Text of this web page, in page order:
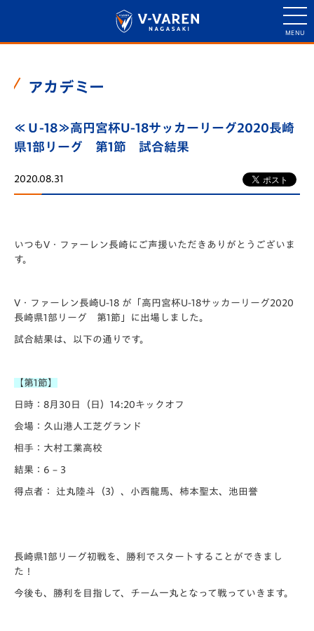
アカデミー
≪Ｕ-18≫高円宮杯U-18サッカーリーグ2020長崎
県1部リーグ 第1節 試合結果
2020.08.31
いつもV・ファーレン長崎にご声援いただきありがとうございま
す。
V・ファーレン長崎U-18 が「高円宮杯U-18サッカーリーグ2020
長崎県1部リーグ 第1節」に出場しました。
試合結果は、以下の通りです。
【第1節】
日時：8月30日（日）14:20キックオフ
会場：久山港人工芝グランド
相手：大村工業高校
結果：6 – 3
得点者： 辻丸陸斗（3）、小西龍馬、柿本聖太、池田誉
長崎県1部リーグ初戦を、勝利でスタートすることができまし
た！
今後も、勝利を目指して、チーム一丸となって戦っていきます。